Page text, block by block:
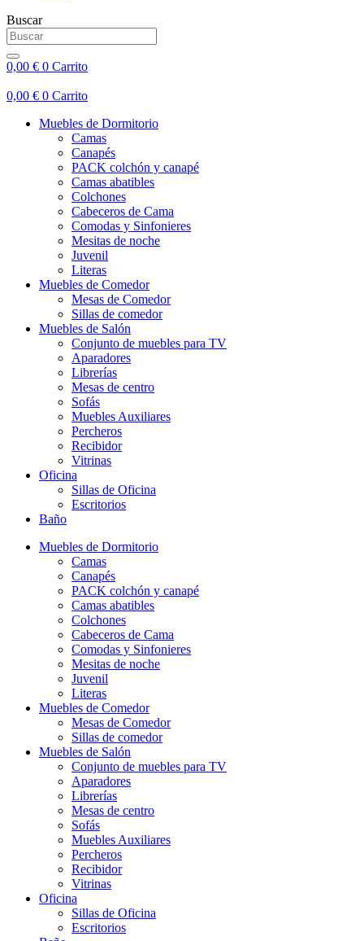
Buscar
0,00 € 0 Carrito
0,00 € 0 Carrito
Muebles de Dormitorio
Camas
Canapés
PACK colchón y canapé
Camas abatibles
Colchones
Cabeceros de Cama
Comodas y Sinfonieres
Mesitas de noche
Juvenil
Literas
Muebles de Comedor
Mesas de Comedor
Sillas de comedor
Muebles de Salón
Conjunto de muebles para TV
Aparadores
Librerías
Mesas de centro
Sofás
Muebles Auxiliares
Percheros
Recibidor
Vitrinas
Oficina
Sillas de Oficina
Escritorios
Baño
Muebles de Dormitorio
Camas
Canapés
PACK colchón y canapé
Camas abatibles
Colchones
Cabeceros de Cama
Comodas y Sinfonieres
Mesitas de noche
Juvenil
Literas
Muebles de Comedor
Mesas de Comedor
Sillas de comedor
Muebles de Salón
Conjunto de muebles para TV
Aparadores
Librerías
Mesas de centro
Sofás
Muebles Auxiliares
Percheros
Recibidor
Vitrinas
Oficina
Sillas de Oficina
Escritorios